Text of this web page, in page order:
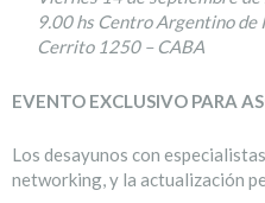
9.00 hs Centro Argentino de
Cerrito 1250 – CABA
EVENTO EXCLUSIVO PARA
Los desayunos con
networking, y la actualización